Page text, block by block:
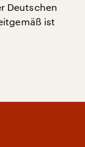
Deutschen
ist